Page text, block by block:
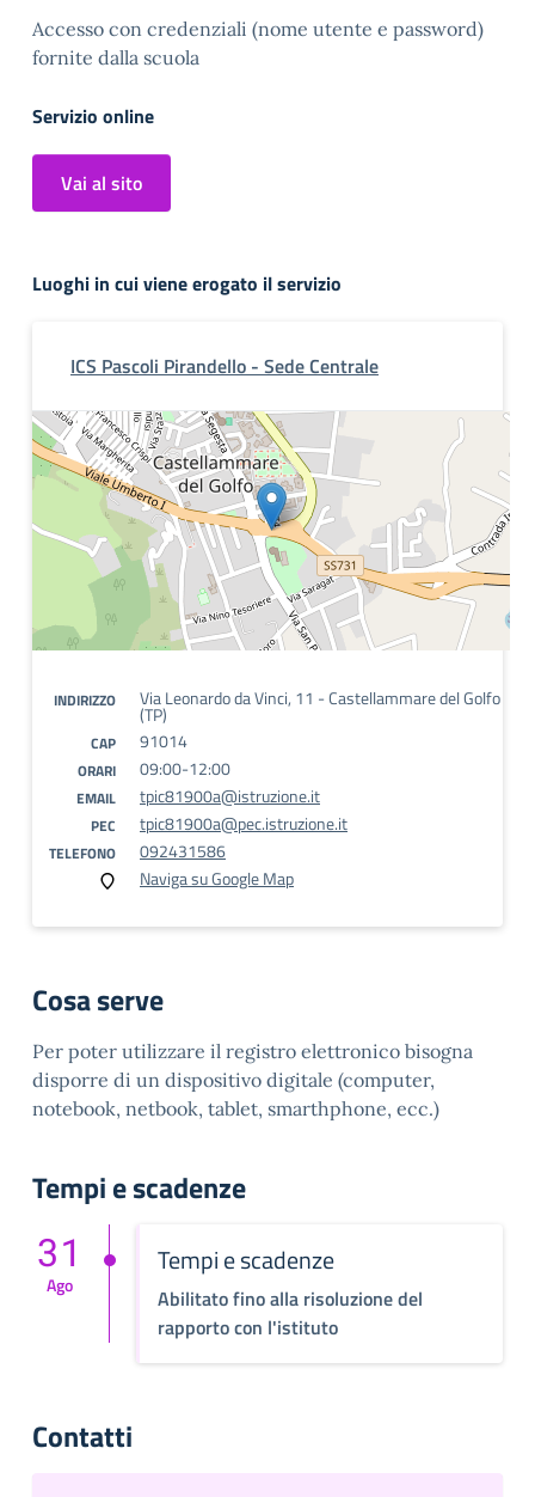
Accesso con credenziali (nome utente e password)
fornite dalla scuola
Servizio online
Vai al sito
Luoghi in cui viene erogato il servizio
ICS Pascoli Pirandello - Sede Centrale
INDIRIZZO Via Leonardo da Vinci, 11 - Castellammare del Golfo
(TP)
CAP 91014
ORARI 09:00-12:00
EMAIL tpic81900a@istruzione.it
PEC tpic81900a@pec.istruzione.it
TELEFONO
092431586
Naviga su Google Map
Cosa serve
Per poter utilizzare il registro elettronico bisogna
disporre di un dispositivo digitale (computer,
notebook, netbook, tablet, smarthphone, ecc.)
Tempi e scadenze
Tempi e scadenze
Abilitato fino alla risoluzione del
rapporto con l'istituto
31
Ago
Contatti